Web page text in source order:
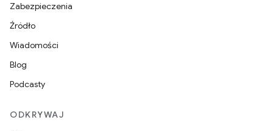
Zabezpieczenia
Źródło
Wiadomości
Blog
Podcasty
ODKRYWAJ